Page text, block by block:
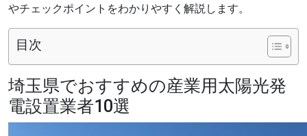
やチェックポイントをわかりやすく解説します。
目次
埼玉県でおすすめの産業用太陽光発
電設置業者10選